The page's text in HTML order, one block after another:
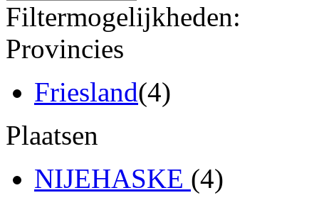
Filtermogelijkheden:
Provincies
Friesland(4)
Plaatsen
NIJEHASKE (4)